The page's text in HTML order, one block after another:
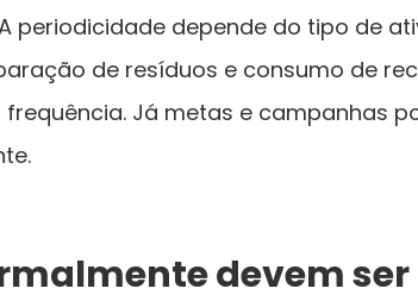
periodicidade depende do tipo de
de resíduos e consumo de
Já metas e campanhas
devem